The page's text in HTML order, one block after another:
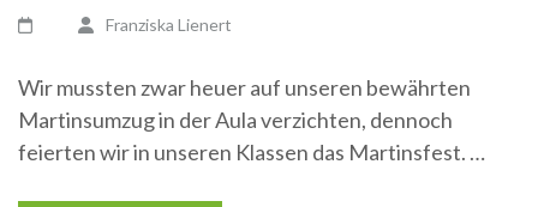
Franziska Lienert
Wir mussten zwar heuer auf unseren bewährten
Martinsumzug in der Aula verzichten, dennoch
feierten wir in unseren Klassen das Martinsfest. …